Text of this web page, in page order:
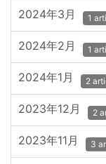
2024年3月 1
2024年2月 1
2024年1月 2
2023年12月 2
2023年11月 3